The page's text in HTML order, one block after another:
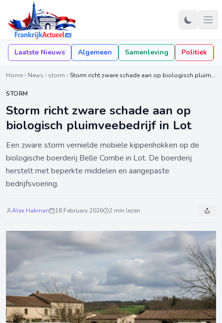
Laatste Nieuws Algemeen Samenleving Politiek
Home News storm Storm richt zware schade aan op biologisch pluimveebedrijf in Lot
STORM
Storm richt zware schade aan op
biologisch pluimveebedrijf in Lot
Een zware storm vernielde mobiele kippenhokken op de
biologische boerderij Belle Combe in Lot. De boerderij
herstelt met beperkte middelen en aangepaste
bedrijfsvoering.
Alex Hakman 18 February 2026 2 min lezen